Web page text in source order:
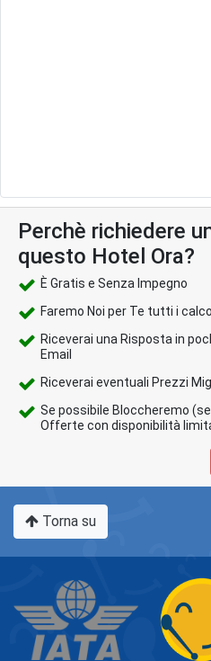
Perchè richiedere
questo Hotel Ora?
È Gratis e Senza Impegno
Faremo Noi per Te tutti i
Riceverai una Risposta in
Email
Riceverai eventuali Prezzi
Se possibile Bloccheremo
Offerte con disponibilità
Torna su